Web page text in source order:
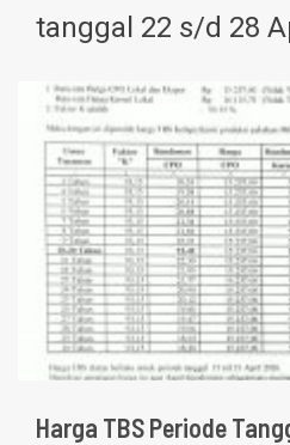
tanggal 22 s/d 28
Harga TBS Periode